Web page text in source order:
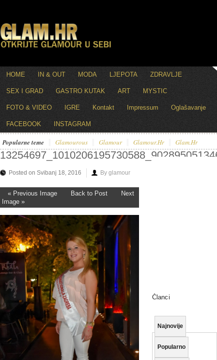
HOME IN & OUT MODA LJEPOTA ZDRAVLJE
SEX I GRAD GASTRO KUTAK ART MYSTIC
FOTO & VIDEO IGRE Kontakt Impressum Oglašavanje
FACEBOOK INSTAGRAM
Popularne teme Glamourous Glamour Glamour.hr Glam.hr
Posted on Svibanj 18, 2016 By glamour
« Previous Image Back to Post
Next
Image »
Članci
Najnovije
Popularno